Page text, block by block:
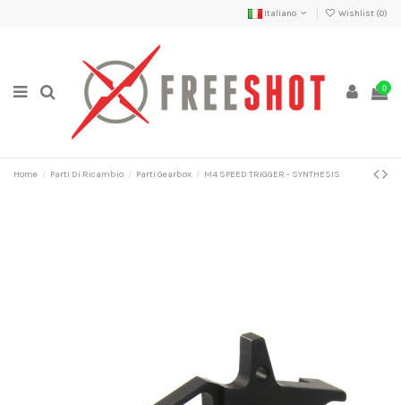
Italiano Wishlist (0)
0
Home Parti Di Ricambio Parti Gearbox M4 SPEED TRIGGER - SYNTHESIS